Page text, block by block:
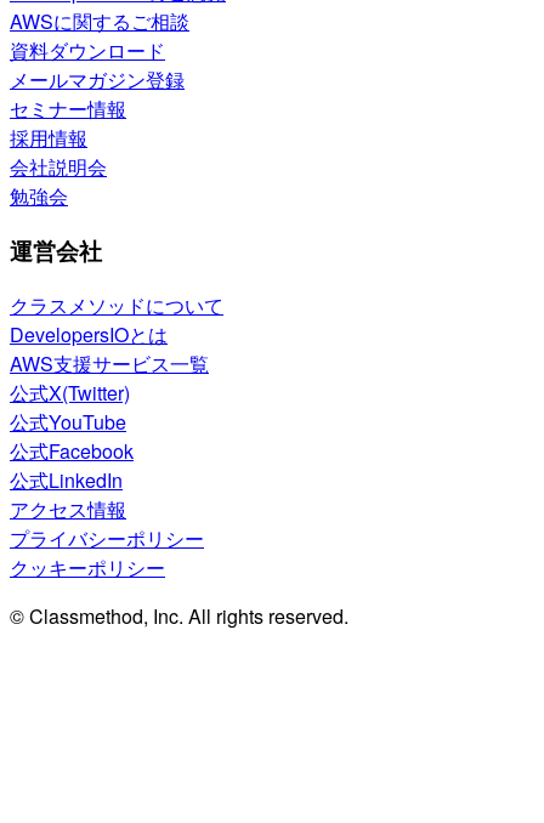
AWSに関するご相談
資料ダウンロード
メールマガジン登録
セミナー情報
採用情報
会社説明会
勉強会
運営会社
クラスメソッドについて
DevelopersIOとは
AWS支援サービス一覧
公式X(Twitter)
公式YouTube
公式Facebook
公式LinkedIn
アクセス情報
プライバシーポリシー
クッキーポリシー
© Classmethod, Inc. All rights reserved.